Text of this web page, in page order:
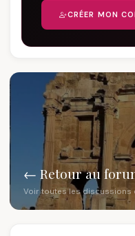
CRÉER MON
← Retour au
Voir toutes les discussions